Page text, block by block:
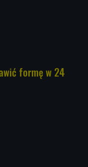
formę w 24